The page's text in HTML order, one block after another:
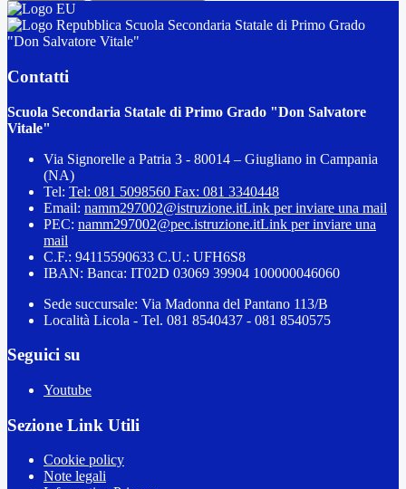
Scuola Secondaria Statale di Primo Grado
"Don Salvatore Vitale"
Contatti
Scuola Secondaria Statale di Primo Grado "Don Salvatore
Vitale"
Via Signorelle a Patria 3 - 80014 – Giugliano in Campania
(NA)
Tel: Tel: 081 5098560 Fax: 081 3340448
Email: namm297002@istruzione.itLink per inviare una mail
PEC: namm297002@pec.istruzione.itLink per inviare una
mail
C.F.: 94115590633 C.U.: UFH6S8
IBAN: Banca: IT02D 03069 39904 100000046060
Sede succursale: Via Madonna del Pantano 113/B
Località Licola - Tel. 081 8540437 - 081 8540575
Seguici su
Youtube
Sezione Link Utili
Cookie policy
Note legali